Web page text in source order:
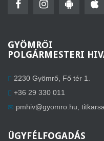
GYÖMRŐI
POLGÁRMESTERI
2230 Gyömrő, Fő tér 1.
+36 29 330 011
pmhiv@gyomro.hu
ÜGYFÉLFOGADÁS